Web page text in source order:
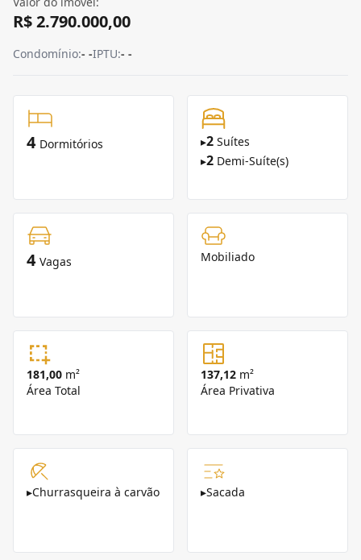
R$ 2.790.000,00
Condomínio:- -IPTU:- -
4 Dormitórios ▸2 Suítes
▸2 Demi-Suíte(s)
4 Vagas Mobiliado
181,00 m²
Área Total
137,12 m²
Área Privativa
▸Churrasqueira à carvão ▸Sacada